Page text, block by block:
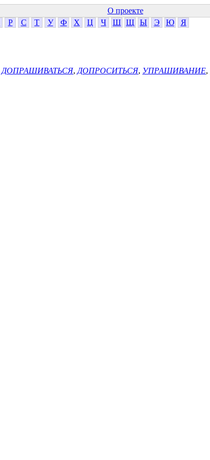
О проекте
Р С Т У Ф Х Ц Ч Ш Щ Ы Э Ю Я
ДОПРАШИВАТЬСЯ, ДОПРОСИТЬСЯ, УПРАШИВАНИЕ,